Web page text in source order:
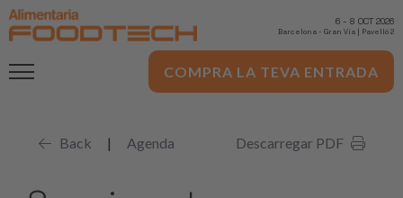
COMPRA LA TEVA ENTRADA
6 - 8 OCT 2026
Barcelona - Gran Via | Pavelló 2
Back | Agenda Descarregar PDF